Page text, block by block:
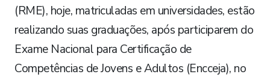
(RME), hoje, matriculadas em universidades, estão
realizando suas graduações, após participarem do
Exame Nacional para Certificação de
Competências de Jovens e Adultos (Encceja), no